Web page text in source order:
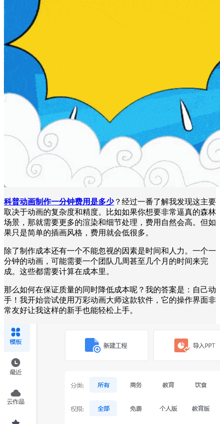
科普动画制作一分钟费用是多少？经过一番了解我发现这主要
取决于动画的复杂度和精度。比如如果你想要非常逼真的森林
场景，那就需要更多的渲染和细节处理，费用自然会高。但如
果只是简单的插画风格，费用就会低很多。
除了制作成本还有一个不能忽视的因素是时间和人力。一个一
分钟的动画，可能需要一个团队几周甚至几个月的时间来完
成。这些都需要计算在成本里。
那么如何在保证质量的同时降低成本呢？我的答案是：自己动
手！我开始尝试使用万彩动画大师这款软件，它的操作界面非
常友好让我这样的新手也能轻松上手。